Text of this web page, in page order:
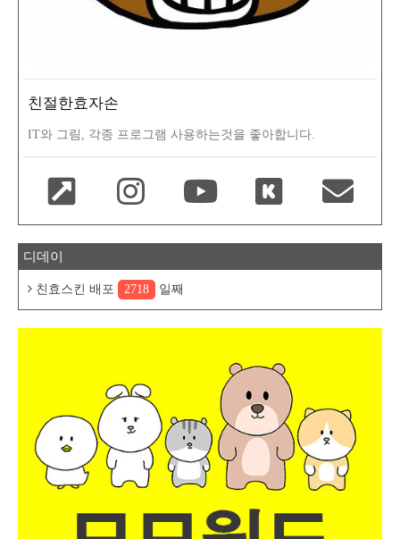
친절한효자손
IT와 그림, 각종 프로그램 사용하는것을 좋아합니다.
디데이
친효스킨 배포 2718 일째